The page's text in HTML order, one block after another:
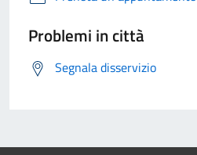
Problemi in città
Segnala disservizio